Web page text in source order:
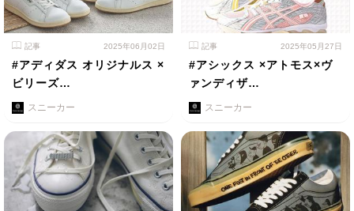
記事 2025年06月02日
#アディダス オリジナルス ×
ビリーズ…
スニーカー
記事 2025年05月27日
#アシックス ×アトモス×ヴ
ァンディザ…
スニーカー